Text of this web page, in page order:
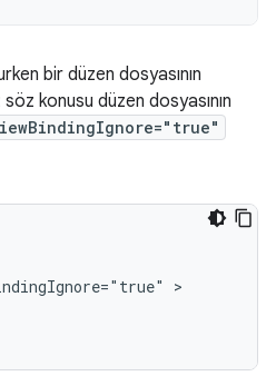
bir düzen dosyasının
söz konusu düzen dosyasının